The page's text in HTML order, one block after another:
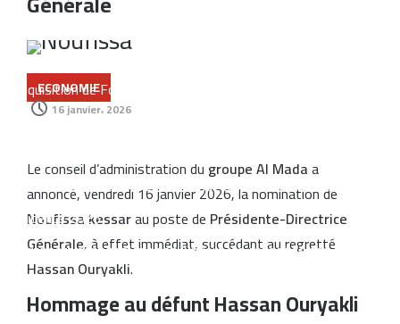
Cap Holding renforce sa présence dans l’agroalimentaire avec
l’acquisition de Forafric Maroc
Les ventes de voitures dépassent 152.000 unités au Maroc,
Le Maroc se classe 106ᵉ au monde dans l’indice mondial de
résidence 2026
Un rapport espagnol met en lumière les capacités des satellites
marocains près du détroit de Gibraltar
ECONOMIE
16 janvier، 2026
Le conseil d’administration du groupe Al Madaa
annoncé, vendredi 16 janvier 2026, la nomination de
Noufissa kessarau poste de Présidente-Directrice
Générale, à effet immédiat, succédant au regretté
Hassan Ouryakli.
Hommage au défunt Hassan Ouryakli